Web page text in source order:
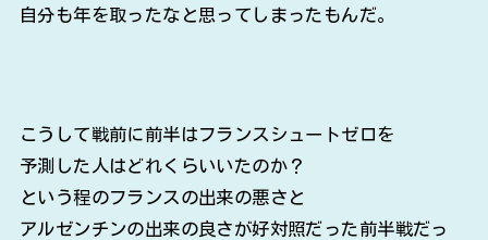
自分も年を取ったなと思ってしまったもんだ。
こうして戦前に前半はフランスシュートゼロを
予測した人はどれくらいいたのか？
という程のフランスの出来の悪さと
アルゼンチンの出来の良さが好対照だった前半戦だっ